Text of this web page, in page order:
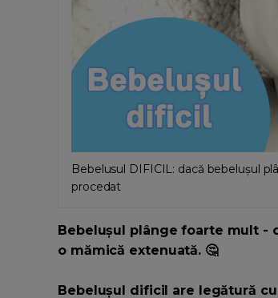
Bebelusul DIFICIL: dacă bebelușul
procedat
Bebelușul plânge foarte mult -
o mămică extenuată. 🤔
Bebelușul dificil are legătură